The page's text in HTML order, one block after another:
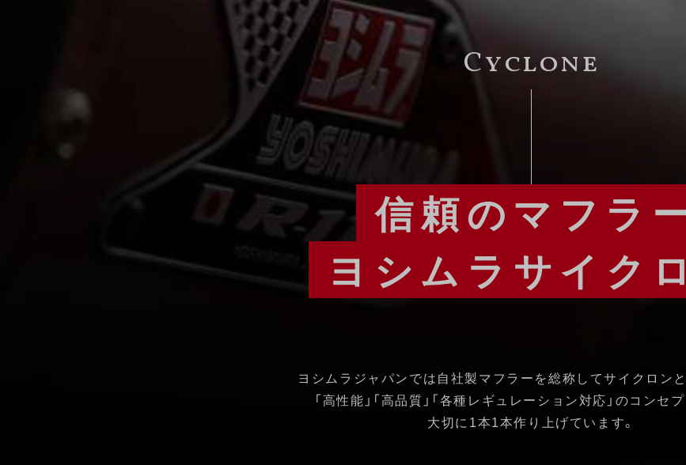
Cyclone
信頼のマフラ
ヨシムラサイク
ヨシムラジャパンでは自社製マフラーを総称してサイクロンと
「高性能」「高品質」「各種レギュレーション対応」のコンセプ
大切に1本1本作り上げています。